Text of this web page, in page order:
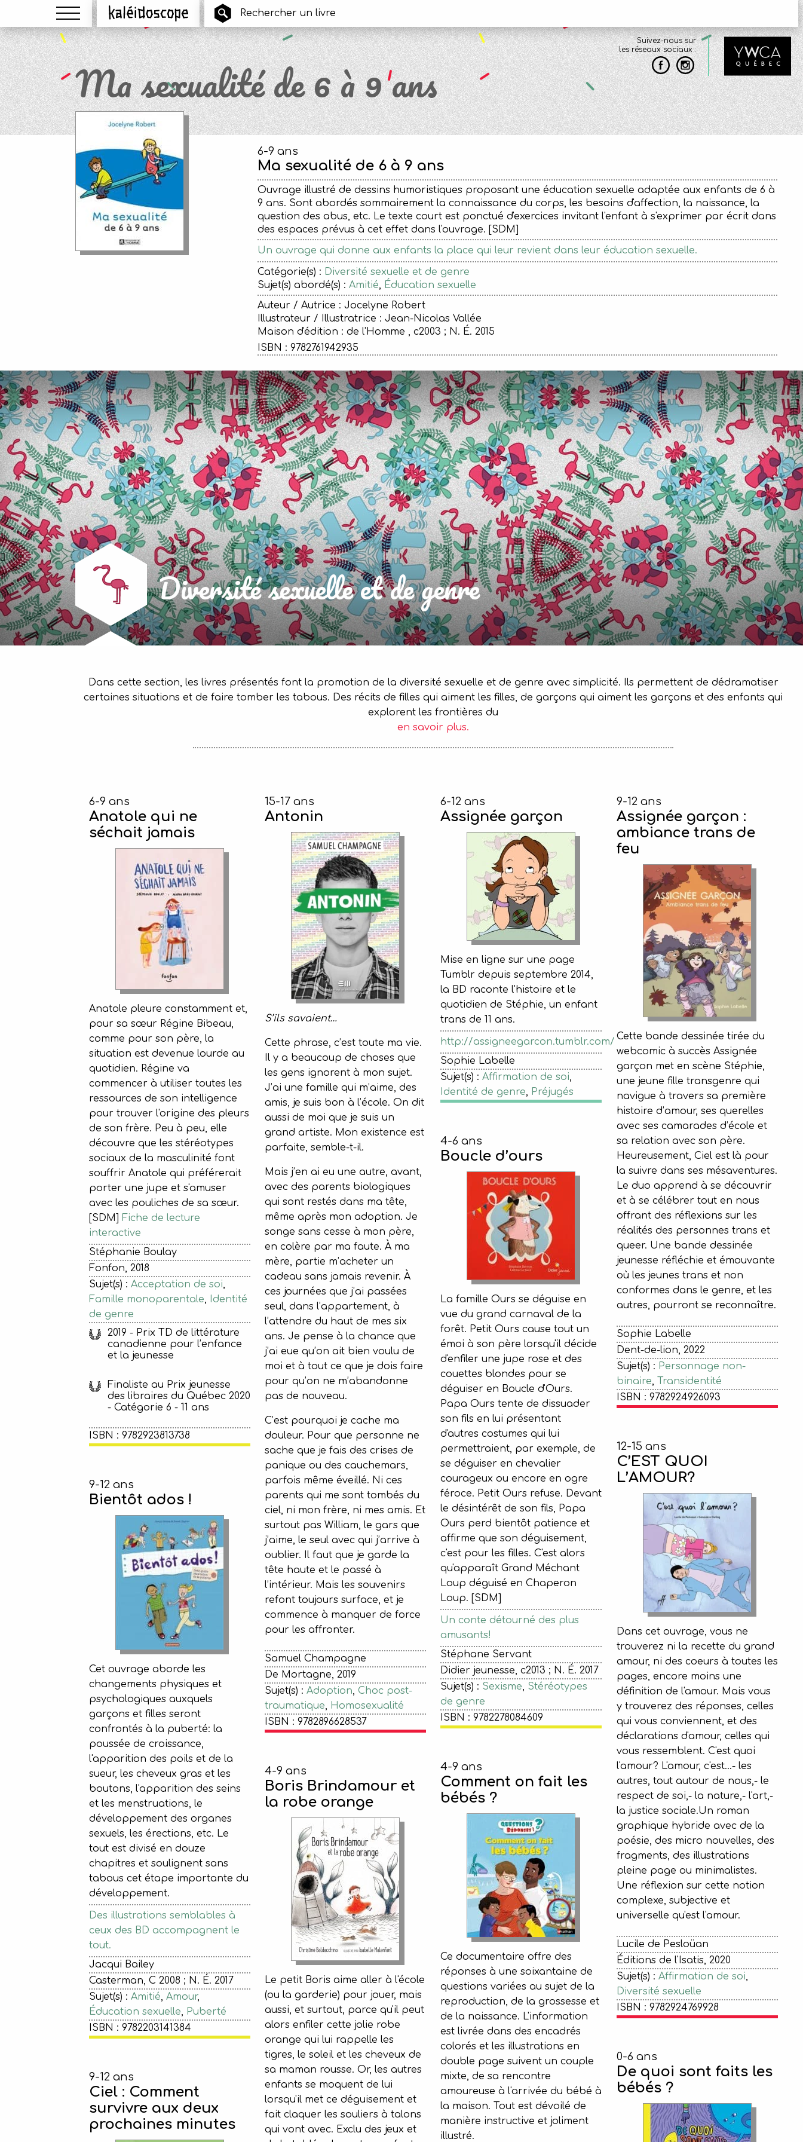
Menu Kaléidoscope
Suivez-nous sur
les réseaux sociaux :
Ma sexualité de 6 à 9 ans
6-9 ans
Ma sexualité de 6 à 9 ans
Ouvrage illustré de dessins humoristiques proposant une éducation sexuelle adaptée aux enfants de 6 à
9 ans. Sont abordés sommairement la connaissance du corps, les besoins d'affection, la naissance, la
question des abus, etc. Le texte court est ponctué d'exercices invitant l'enfant à s'exprimer par écrit dans
des espaces prévus à cet effet dans l'ouvrage. [SDM]
Un ouvrage qui donne aux enfants la place qui leur revient dans leur éducation sexuelle.
Catégorie(s) : Diversité sexuelle et de genre
Sujet(s) abordé(s) : Amitié, Éducation sexuelle
Auteur / Autrice : Jocelyne Robert
Illustrateur / Illustratrice : Jean-Nicolas Vallée
Maison d'édition : de l'Homme , c2003 ; N. É. 2015
ISBN : 9782761942935
Diversité sexuelle et de genre
Dans cette section, les livres présentés font la promotion de la diversité sexuelle et de genre avec simplicité. Ils permettent de dédramatiser
certaines situations et de faire tomber les tabous. Des récits de filles qui aiment les filles, de garçons qui aiment les garçons et des enfants qui
explorent les frontières du
en savoir plus.
6-9 ans
Anatole qui ne
séchait jamais
Anatole pleure constamment et,
pour sa sœur Régine Bibeau,
comme pour son père, la
situation est devenue lourde au
quotidien. Régine va
commencer à utiliser toutes les
ressources de son intelligence
pour trouver l'origine des pleurs
de son frère. Peu à peu, elle
découvre que les stéréotypes
sociaux de la masculinité font
souffrir Anatole qui préférerait
porter une jupe et s'amuser
avec les pouliches de sa sœur.
[SDM] Fiche de lecture
interactive
Stéphanie Boulay
Fonfon, 2018
Sujet(s) : Acceptation de soi,
Famille monoparentale,
Identité
de genre
2019 - Prix TD de littérature
canadienne pour l’enfance
et la jeunesse
Finaliste au Prix jeunesse
des libraires du Québec 2020
- Catégorie 6 - 11 ans
ISBN : 9782923813738
15-17 ans
Antonin
S’ils savaient…
Cette phrase, c’est toute ma vie.
Il y a beaucoup de choses que
les gens ignorent à mon sujet.
J’ai une famille qui m’aime, des
amis, je suis bon à l’école. On dit
aussi de moi que je suis un
grand artiste. Mon existence est
parfaite, semble-t-il.
Mais j’en ai eu une autre, avant,
avec des parents biologiques
qui sont restés dans ma tête,
même après mon adoption. Je
songe sans cesse à mon père,
en colère par ma faute. À ma
mère, partie m’acheter un
cadeau sans jamais revenir. À
ces journées que j’ai passées
seul, dans l’appartement, à
l’attendre du haut de mes six
ans. Je pense à la chance que
j’ai eue qu’on ait bien voulu de
moi et à tout ce que je dois faire
pour qu’on ne m’abandonne
pas de nouveau.
C’est pourquoi je cache ma
douleur. Pour que personne ne
sache que je fais des crises de
panique ou des cauchemars,
parfois même éveillé. Ni ces
parents qui me sont tombés du
ciel, ni mon frère, ni mes amis. Et
surtout pas William, le gars que
j’aime, le seul avec qui j’arrive à
oublier. Il faut que je garde la
tête haute et le passé à
l’intérieur. Mais les souvenirs
refont toujours surface, et je
commence à manquer de force
pour les affronter.
Samuel Champagne
De Mortagne, 2019
Sujet(s) : Adoption, Choc post-
traumatique, Homosexualité
ISBN : 9782896628537
6-12 ans
Assignée garçon
Mise en ligne sur une page
Tumblr depuis septembre 2014,
la BD raconte l'histoire et le
quotidien de Stéphie, un enfant
trans de 11 ans.
http://assigneegarcon.tumblr.com/
Sophie Labelle
Sujet(s) : Affirmation de soi,
Identité de genre, Préjugés
9-12 ans
Assignée garçon :
ambiance trans de
feu
Cette bande dessinée tirée du
webcomic à succès Assignée
garçon met en scène Stéphie,
une jeune fille transgenre qui
navigue à travers sa première
histoire d’amour, ses querelles
avec ses camarades d’école et
sa relation avec son père.
Heureusement, Ciel est là pour
la suivre dans ses mésaventures.
Le duo apprend à se découvrir
et à se célébrer tout en nous
offrant des réflexions sur les
réalités des personnes trans et
queer. Une bande dessinée
jeunesse réfléchie et émouvante
où les jeunes trans et non
conformes dans le genre, et les
autres, pourront se reconnaître.
Sophie Labelle
Dent-de-lion, 2022
Sujet(s) : Personnage non-
binaire, Transidentité
ISBN : 9782924926093
9-12 ans
Bientôt ados !
Cet ouvrage aborde les
changements physiques et
psychologiques auxquels
garçons et filles seront
confrontés à la puberté: la
poussée de croissance,
l'apparition des poils et de la
sueur, les cheveux gras et les
boutons, l'apparition des seins
et les menstruations, le
développement des organes
sexuels, les érections, etc. Le
tout est divisé en douze
chapitres et soulignent sans
tabous cet étape importante du
développement.
Des illustrations semblables à
ceux des BD accompagnent le
tout.
Jacqui Bailey
Casterman, C 2008 ; N. É. 2017
Sujet(s) : Amitié, Amour,
Éducation sexuelle, Puberté
ISBN : 9782203141384
4-9 ans
Boris Brindamour et
la robe orange
Le petit Boris aime aller à l'école
(ou la garderie) pour jouer, mais
aussi, et surtout, parce qu'il peut
alors enfiler cette jolie robe
orange qui lui rappelle les
tigres, le soleil et les cheveux de
sa maman rousse. Or, les autres
enfants se moquent de lui
lorsqu'il met ce déguisement et
fait claquer les souliers à talons
qui vont avec. Exclu des jeux et
4-6 ans
Boucle d’ours
La famille Ours se déguise en
vue du grand carnaval de la
forêt. Petit Ours cause tout un
émoi à son père lorsqu'il décide
d'enfiler une jupe rose et des
couettes blondes pour se
déguiser en Boucle d'Ours.
Papa Ours tente de dissuader
son fils en lui présentant
d'autres costumes qui lui
permettraient, par exemple, de
se déguiser en chevalier
courageux ou encore en ogre
féroce. Petit Ours refuse. Devant
le désintérêt de son fils, Papa
Ours perd bientôt patience et
affirme que son déguisement,
c'est pour les filles. C'est alors
qu'apparaît Grand Méchant
Loup déguisé en Chaperon
Loup. [SDM]
Un conte détourné des plus
amusants!
Stéphane Servant
Didier jeunesse, c2013 ; N. É. 2017
Sujet(s) : Sexisme, Stéréotypes
de genre
ISBN : 9782278084609
12-15 ans
C’EST QUOI
L’AMOUR?
Dans cet ouvrage, vous ne
trouverez ni la recette du grand
amour, ni des coeurs à toutes les
pages, encore moins une
définition de l'amour. Mais vous
y trouverez des réponses, celles
qui vous conviennent, et des
déclarations d'amour, celles qui
vous ressemblent. C'est quoi
l'amour? L'amour, c'est...- les
autres, tout autour de nous,- le
respect de soi,- la nature,- l'art,-
la justice sociale.Un roman
graphique hybride avec de la
poésie, des micro nouvelles, des
fragments, des illustrations
pleine page ou minimalistes.
Une réflexion sur cette notion
complexe, subjective et
universelle qu'est l'amour.
Lucile de Pesloüan
Éditions de l'Isatis, 2020
Sujet(s) : Affirmation de soi,
Diversité sexuelle
ISBN : 9782924769928
9-12 ans
Ciel : Comment
survivre aux deux
prochaines minutes
4-9 ans
Comment on fait les
bébés ?
Ce documentaire offre des
réponses à une soixantaine de
questions variées au sujet de la
reproduction, de la grossesse et
de la naissance. L'information
est livrée dans des encadrés
colorés et les illustrations en
double page suivent un couple
mixte, de sa rencontre
amoureuse à l'arrivée du bébé à
la maison. Tout est dévoilé de
manière instructive et joliment
illustré.
0-6 ans
De quoi sont faits les
bébés ?